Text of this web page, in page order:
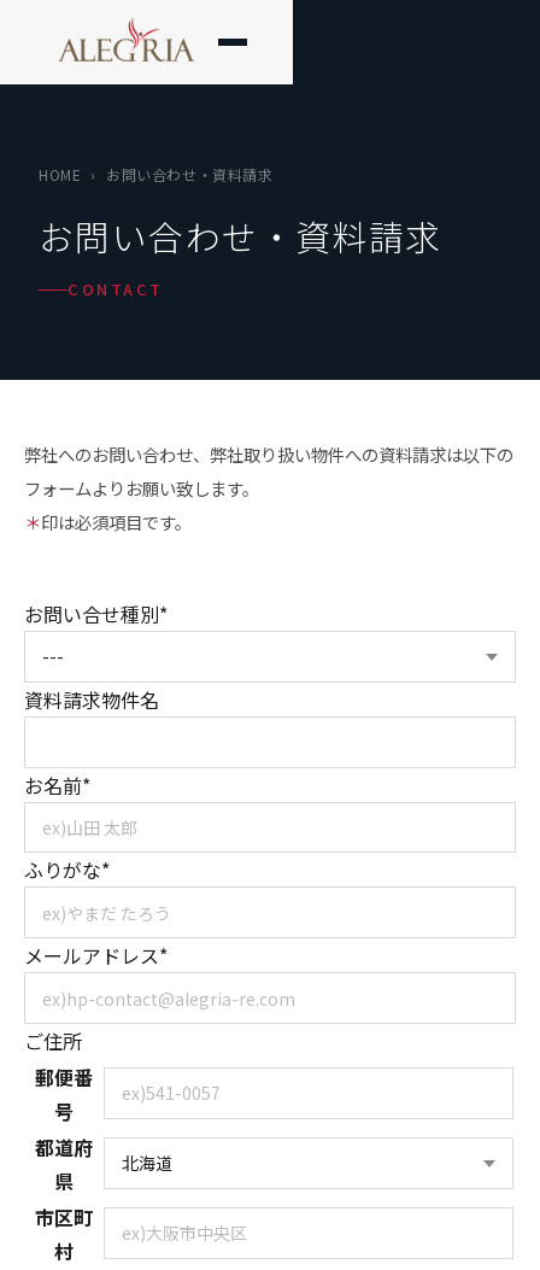
HOME › お問い合わせ・資料請求
お問い合わせ・資料請求
CONTACT
弊社へのお問い合わせ、弊社取り扱い物件への資料請求は以下の
フォームよりお願い致します。
＊印は必須項目です。
お問い合せ種別*
資料請求物件名
お名前*
ふりがな*
メールアドレス*
ご住所
郵便番
号
都道府
県
市区町
村